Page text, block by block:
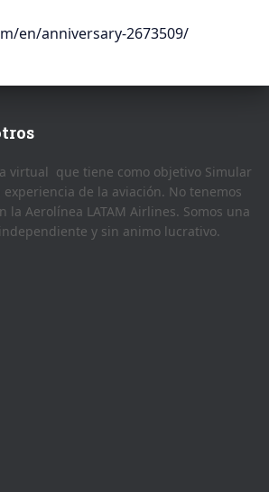
en/anniversary-2673509/
virtual que tiene como objetivo Simular
de la aviación. No tenemos
la Aerolínea LATAM Airlines. Somos una
y sin animo lucrativo.